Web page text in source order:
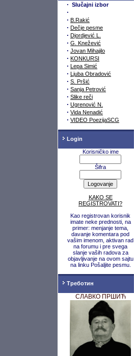
· Slučajni izbor
·
· B.Rakić
· Dečje pesme
· Djordjević L.
· G. Knežević
· Jovan Mihajilo
· KONKURSI
· Lepa Simić
· Ljuba Obradović
· S. Pršić
· Sanja Petrović
· Slike reči
· Ugrenović N.
· Vida Nenadić
· VIDEO PoezijaSCG
Login
Korisničko ime
Šifra
KAKO SE
REGISTROVATI?
Kao registrovan korisnik
imate neke prednosti, na
primer: menjanje tema,
davanje komentara pod
vašim imenom, aktivan rad
na forumu i pre svega
slanje vaših radova za
objavljivanje na ovom sajtu
na linku Pošaljite pesmu.
Треботин
СЛАВКО ПРШИЋ